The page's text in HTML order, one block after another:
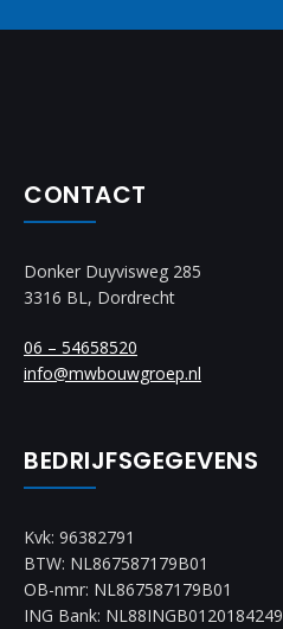
CONTACT
Donker Duyvisweg 285
3316 BL, Dordrecht
06 – 54658520
info@mwbouwgroep.nl
BEDRIJFSGEGEVENS
Kvk: 96382791
BTW: NL867587179B01
OB-nmr: NL867587179B01
ING Bank: NL88INGB0120184249